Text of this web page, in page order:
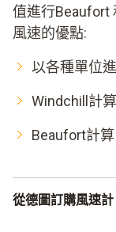
值進行Beaufort
風速的優點:
以各種單位
Windchill計算
Beaufort計算
從德圖訂購風速計